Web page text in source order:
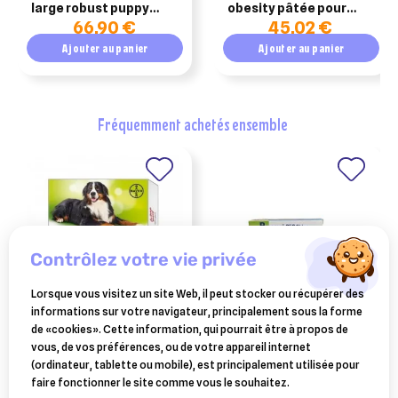
large robust puppy
optigest agneau 12kg
66,90 €
Ajouter au panier
obesity pâtée pour
chien 400g45,02 €
Ajouter au panier
fréquemment achetés ensemble
VÉTOQUINOL
drontal xl 2 comprimés
(pochettes)
14,49 €
panacur 250 - solution
efficace contre les
parasites internes des
chiens. boite de 10
comprimés
13,90 €
contrôlez votre vie privée
Lorsque vous visitez un site Web, il peut stocker ou récupérer des
informations sur votre navigateur, principalement sous la forme
de «cookies». Cette information, qui pourrait être à propos de
vous, de vos préférences, ou de votre appareil internet
(ordinateur, tablette ou mobile), est principalement utilisée pour
faire fonctionner le site comme vous le souhaitez.